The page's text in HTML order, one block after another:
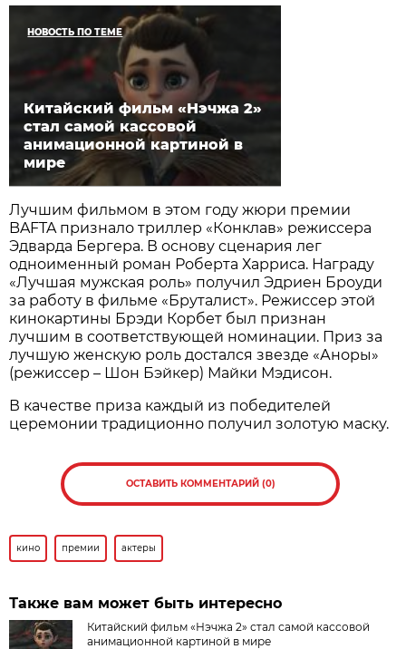
НОВОСТЬ ПО ТЕМЕ
Китайский фильм «Нэчжа 2»
стал самой кассовой
анимационной картиной в
мире
Лучшим фильмом в этом году жюри премии
BAFTA признало триллер «Конклав» режиссера
Эдварда Бергера. В основу сценария лег
одноименный роман Роберта Харриса. Награду
«Лучшая мужская роль» получил Эдриен Броуди
за работу в фильме «Бруталист». Режиссер этой
кинокартины Брэди Корбет был признан
лучшим в соответствующей номинации. Приз за
лучшую женскую роль достался звезде «Аноры»
(режиссер – Шон Бэйкер) Майки Мэдисон.
В качестве приза каждый из победителей
церемонии традиционно получил золотую маску.
ОСТАВИТЬ КОММЕНТАРИЙ (0)
кино премии актеры
Также вам может быть интересно
Китайский фильм «Нэчжа 2» стал самой кассовой
анимационной картиной в мире